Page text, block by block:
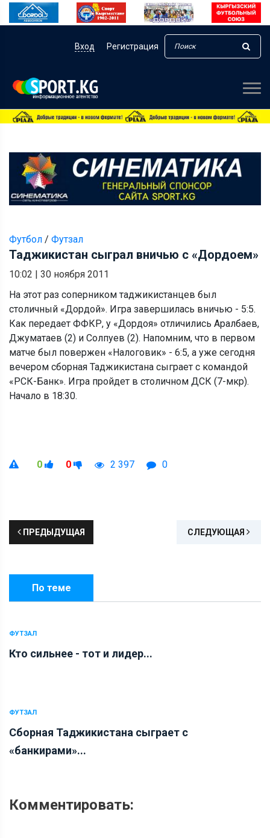
Вход Регистрация
Футбол / Футзал
Таджикистан сыграл вничью с «Дордоем»
10:02 | 30 ноября 2011
На этот раз соперником таджикистанцев был
столичный «Дордой». Игра завершилась вничью - 5:5.
Как передает ФФКР, у «Дордоя» отличились Аралбаев,
Джуматаев (2) и Солпуев (2). Напомним, что в первом
матче был повержен «Налоговик» - 6:5, а уже сегодня
вечером сборная Таджикистана сыграет с командой
«РСК-Банк». Игра пройдет в столичном ДСК (7-мкр).
Начало в 18:30.
0 0 2 397 0
ПРЕДЫДУЩАЯ СЛЕДУЮЩАЯ
По теме
ФУТЗАЛ
Кто сильнее - тот и лидер...
ФУТЗАЛ
Сборная Таджикистана сыграет с
«банкирами»...
Комментировать: